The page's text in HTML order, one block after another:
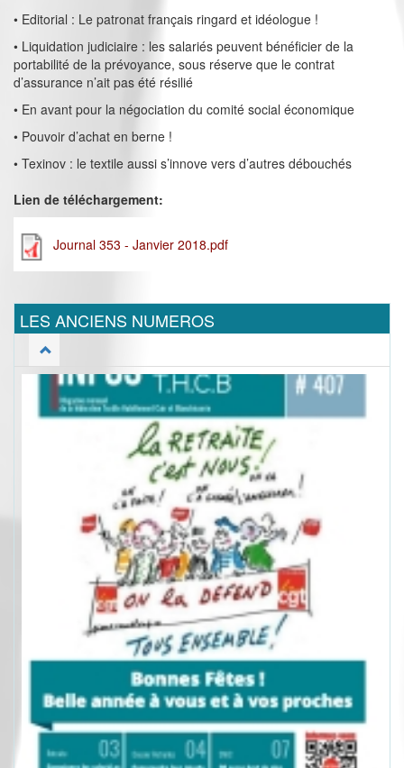
• Editorial : Le patronat français ringard et idéologue !
• Liquidation judiciaire : les salariés peuvent bénéficier de la
portabilité de la prévoyance, sous réserve que le contrat
d’assurance n’ait pas été résilié
• En avant pour la négociation du comité social économique
• Pouvoir d’achat en berne !
• Texinov : le textile aussi s’innove vers d’autres débouchés
Lien de téléchargement:
Journal 353 - Janvier 2018.pdf
LES ANCIENS NUMEROS